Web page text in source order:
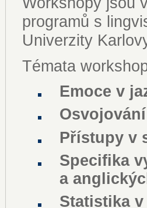
programů s
Univerzity
Témata
Emoce v
Přístupy v
Specifika
a
Statistika